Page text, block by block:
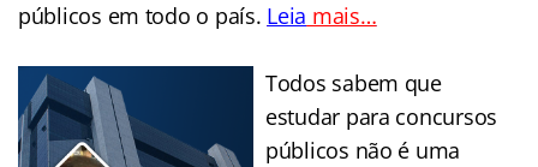
públicos em todo o país. Leia mais…
Todos sabem que
estudar para concursos
públicos não é uma